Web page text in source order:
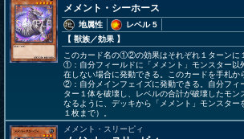
メメント・シーホース
地属性
レベル 5
【 獣族／効果 】
このカード名の①②の効果はそれぞれ１ターンに
①：自分フィールドに「メメント」モンスター以
在しない場合に発動できる。このカードを手札か
②：自分メインフェイズに発動できる。自分フィ
ター１体を破壊し、レベルの合計が破壊したモン
なるように、デッキから「メメント」モンスター
１枚まで）。
メメント・スリーピィ